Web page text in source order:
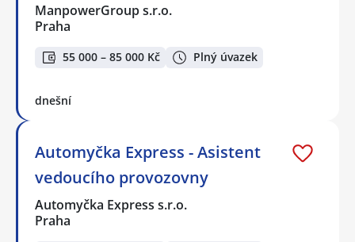
ManpowerGroup s.r.o.
Praha
55 000 – 85 000 Kč Plný úvazek
dnešní
Automyčka Express - Asistent
vedoucího provozovny
Automyčka Express s.r.o.
Praha